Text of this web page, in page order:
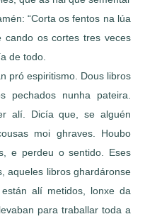
“Corta os fentos na lúa
os cortes tres veces
de todo.
pró espiritismo. Dous libros
pechados nunha pateira.
alí. Dicía que, se alguén
moi ghraves. Houbo
e perdeu o sentido. Eses
aqueles libros ghardáronse
alí metidos, lonxe da
para traballar toda a